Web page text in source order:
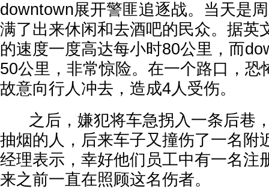
downtown展开警匪追逐战。当天是
满了出来休闲和去酒吧的民众。据英
的速度一度高达每小时80公里，而
50公里，非常惊险。在一个路口，恐
故意向行人冲去，造成4人受伤。
之后，嫌犯将车急拐入一条后巷
抽烟的人，后来车子又撞伤了一名附
经理表示，幸好他们员工中有一名注
来之前一直在照顾这名伤者。